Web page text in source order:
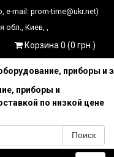
e-mail: prom-time@ukr.net)
обл., Киев, ,
Корзина 0 (0 грн.)
приборы и
по низкой цене
Поиск